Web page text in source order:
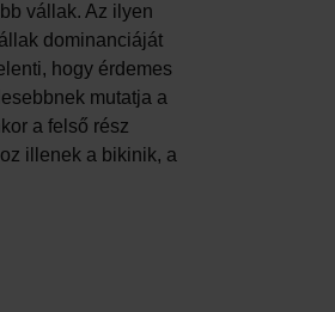
vállak. Az ilyen
dominanciáját
hogy érdemes
mutatja a
a felső rész
illenek a bikinik, a